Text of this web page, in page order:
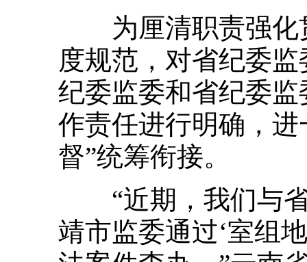
为厘清职责强化
度规范，对省纪委
纪委监委和省纪委
作责任进行明确，
督”统筹衔接。
“近期，我们与省
靖市监委通过‘室组